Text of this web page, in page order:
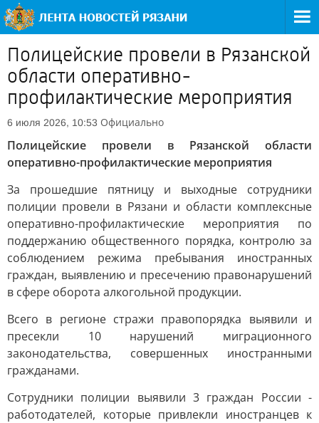
Полицейские провели в Рязанской
области оперативно-
профилактические мероприятия
6 июля 2026, 10:53 Официально
Полицейские провели в Рязанской области
оперативно-профилактические мероприятия
За прошедшие пятницу и выходные сотрудники
полиции провели в Рязани и области комплексные
оперативно-профилактические мероприятия по
поддержанию общественного порядка, контролю за
соблюдением режима пребывания иностранных
граждан, выявлению и пресечению правонарушений
в сфере оборота алкогольной продукции.
Всего в регионе стражи правопорядка выявили и
пресекли 10 нарушений миграционного
законодательства, совершенных иностранными
гражданами.
Сотрудники полиции выявили 3 граждан России -
работодателей, которые привлекли иностранцев к